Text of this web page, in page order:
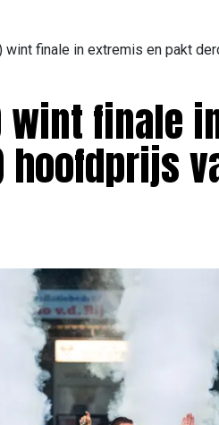
wint finale in extremis en pakt
wint finale
hoofdprijs
link